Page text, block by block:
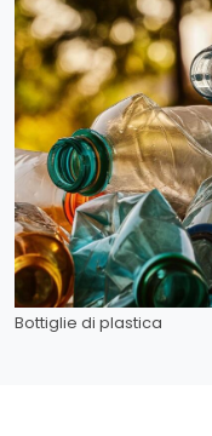
Bottiglie di plastica